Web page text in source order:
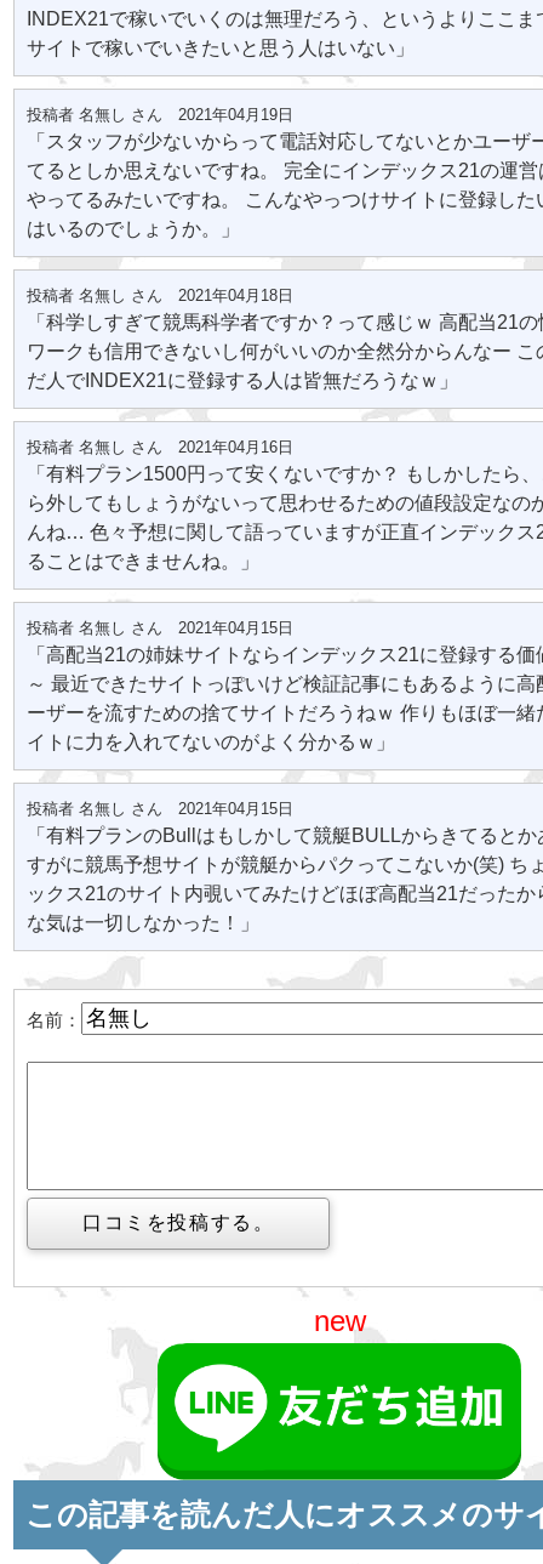
INDEX21で稼いでいくのは無理だろう、というよりここま
サイトで稼いでいきたいと思う人はいない」
投稿者 名無し さん 2021年04月19日
「スタッフが少ないからって電話対応してないとかユーザ
てるとしか思えないですね。 完全にインデックス21の運
やってるみたいですね。 こんなやっつけサイトに登録した
はいるのでしょうか。」
投稿者 名無し さん 2021年04月18日
「科学しすぎて競馬科学者ですか？って感じｗ 高配当21
ワークも信用できないし何がいいのか全然分からんなー こ
だ人でINDEX21に登録する人は皆無だろうなｗ」
投稿者 名無し さん 2021年04月16日
「有料プラン1500円って安くないですか？ もしかしたら
ら外してもしょうがないって思わせるための値段設定なの
んね… 色々予想に関して語っていますが正直インデックス
ることはできませんね。」
投稿者 名無し さん 2021年04月15日
「高配当21の姉妹サイトならインデックス21に登録する価
～ 最近できたサイトっぽいけど検証記事にもあるように高
ーザーを流すための捨てサイトだろうねｗ 作りもほぼ一緒
イトに力を入れてないのがよく分かるｗ」
投稿者 名無し さん 2021年04月15日
「有料プランのBullはもしかして競艇BULLからきてると
すがに競馬予想サイトが競艇からパクってこないか(笑) ち
ックス21のサイト内覗いてみたけどほぼ高配当21だったか
な気は一切しなかった！」
名前：
new
この記事を読んだ人にオススメのサ